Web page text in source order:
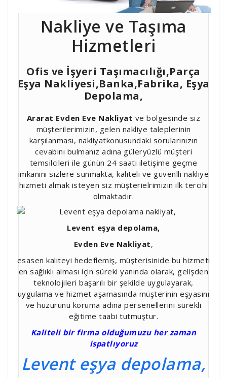
Nakliye ve Taşıma
Hizmetleri
Ofis ve İşyeri Taşımacılığı,Parça
Eşya Nakliyesi,Banka,Fabrika, Eşya
Depolama,
Ararat Evden Eve Nakliyat ve bölgesinde siz
müşterilerimizin, gelen nakliye taleplerinin
karşılanması, nakliyatkonusundaki sorularınızın
cevabını bulmanız adına güleryüzlü müşteri
temsilcileri ile günün 24 saati iletişime geçme
imkanını sizlere sunmakta, kaliteli ve güvenlli nakliye
hizmeti almak isteyen siz müşterielrimizin ilk tercihi
olmaktadır.
Levent eşya depolama,
Evden Eve Nakliyat,
esasen kaliteyi hedeflemiş, müşterisinide bu hizmeti
en sağlıklı alması için süreki yanında olarak, gelişden
teknolojileri başarılı bir şekilde uygulayarak,
uygulama ve hizmet aşamasında müşterinin eşyasını
ve huzurunu koruma adına persenellerini sürekli
eğitime taabi tutmuştur.
Kaliteli bir firma olduğumuzu her zaman
ispatlıyoruz
Levent eşya depolama,